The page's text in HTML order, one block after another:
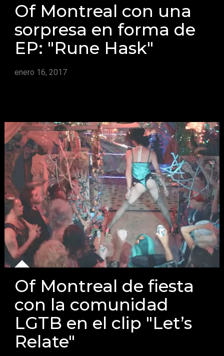
Of Montreal con una
sorpresa en forma de
EP: "Rune Hask"
enero 16, 2017
Of Montreal de fiesta
con la comunidad
LGTB en el clip "Let’s
Relate"